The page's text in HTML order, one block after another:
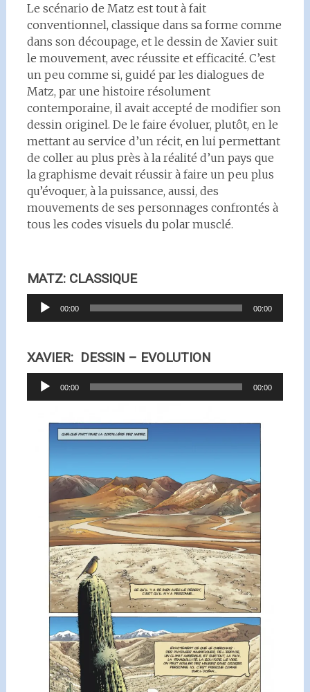
Le scénario de Matz est tout à fait
conventionnel, classique dans sa forme comme
dans son découpage, et le dessin de Xavier suit
le mouvement, avec réussite et efficacité. C’est
un peu comme si, guidé par les dialogues de
Matz, par une histoire résolument
contemporaine, il avait accepté de modifier son
dessin originel. De le faire évoluer, plutôt, en le
mettant au service d’un récit, en lui permettant
de coller au plus près à la réalité d’un pays que
la graphisme devait réussir à faire un peu plus
qu’évoquer, à la puissance, aussi, des
mouvements de ses personnages confrontés à
tous les codes visuels du polar musclé.
MATZ: CLASSIQUE
Lecteur00:00 00:00
XAVIER: DESSIN – EVOLUTION
Lecteur00:00 00:00